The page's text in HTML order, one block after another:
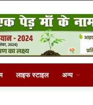
लाइफ स्टाइल अन्य